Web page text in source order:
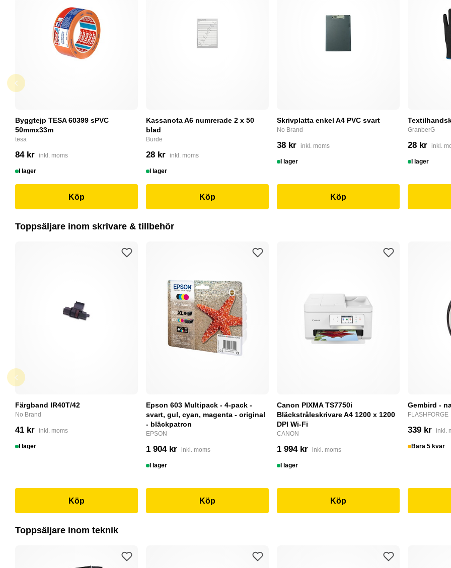
Byggtejp TESA 60399 sPVC
50mmx33m
tesa
84 kr inkl. moms
I lager
Köp
Kassanota A6 numrerade 2 x 50
blad
Burde
28 kr inkl. moms
I lager
Köp
Skrivplatta enkel A4 PVC svart
No Brand
38 kr inkl. moms
I lager
Köp
GranberG
28 kr inkl.
I lager
Toppsäljare inom skrivare & tillbehör
Färgband IR40T/42
No Brand
41 kr inkl. moms
I lager
Köp
Epson 603 Multipack - 4-pack -
svart, gul, cyan, magenta - original
- bläckpatron
EPSON
1 904 kr inkl. moms
I lager
Köp
Canon PIXMA TS7750i
Bläckstråleskrivare A4 1200 x 1200
DPI Wi-Fi
CANON
1 994 kr inkl. moms
I lager
Köp
Gembird -
FLASHFORGE
339 kr inkl.
Bara 5 kvar
Toppsäljare inom teknik